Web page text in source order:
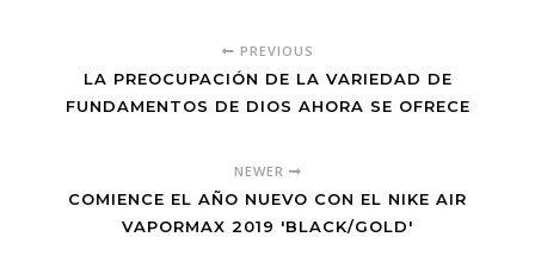
PREVIOUS
LA PREOCUPACIÓN DE LA VARIEDAD DE
FUNDAMENTOS DE DIOS AHORA SE OFRECE
NEWER
COMIENCE EL AÑO NUEVO CON EL NIKE AIR
VAPORMAX 2019 'BLACK/GOLD'